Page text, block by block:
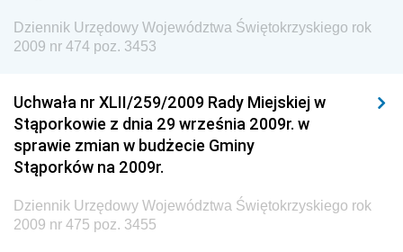
Społecznej
Dziennik Urzędowy Ministra Cyfryzacji
Dziennik Urzędowy Ministra Infrastruktury i
Budownictwa
Dziennik Urzędowy Ministra Gospodarki Morskiej i
Dziennik Urzędowy Ministra Energii
Dziennik Urzędowy Województwa Świętokrzyskiego rok
2009 nr 474 poz. 3453
Uchwała nr XLII/259/2009 Rady Miejskiej w
Stąporkowie z dnia 29 września 2009r. w
sprawie zmian w budżecie Gminy
Stąporków na 2009r.
Dziennik Urzędowy Województwa Świętokrzyskiego rok
2009 nr 475 poz. 3455